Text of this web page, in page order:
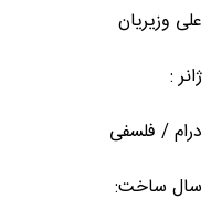
علی وزیریان
ژانر :
درام / فلسفی
سال ساخت: